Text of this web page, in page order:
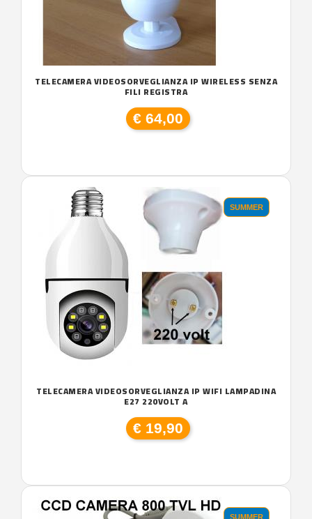
TELECAMERA VIDEOSORVEGLIANZA IP WIRELESS SENZA
FILI REGISTRA
€ 64,00
SUMMER
TELECAMERA VIDEOSORVEGLIANZA IP WIFI LAMPADINA
E27 220VOLT A
€ 19,90
SUMMER